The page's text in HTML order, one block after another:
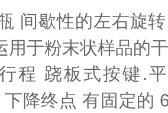
间歇性的左右旋
用于粉末状样品的
程 跷板式按键.
下降终点 有固定的